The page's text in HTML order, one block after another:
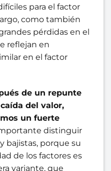
para el factor
como también
pérdidas en el
reflejan en
en el factor
de un repunte
del valor,
un fuerte
distinguir
bajistas, porque su
de los factores es
variante, que